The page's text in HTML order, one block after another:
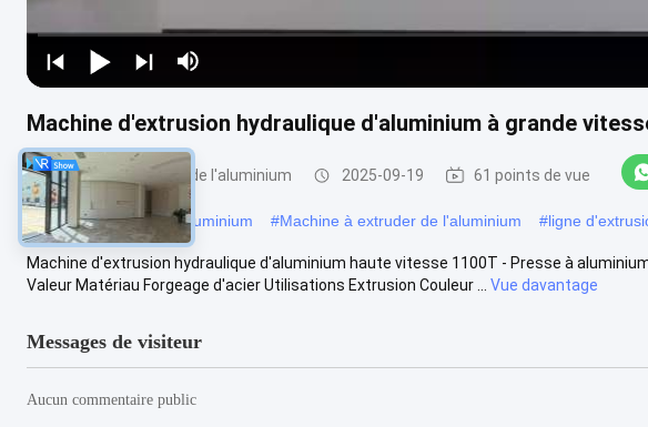
Machine d'extrusion hydraulique d'aluminium à grande
Machine à extruder de l'aluminium 2025-09-19 61 points de vue
presse d'extrusion d'aluminium #Machine à extruder de l'aluminium #ligne
Machine d'extrusion hydraulique d'aluminium haute vitesse 1100T - Presse à
Valeur Matériau Forgeage d'acier Utilisations Extrusion Couleur ...
Vue davantage
Messages de visiteur
Aucun commentaire public